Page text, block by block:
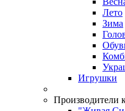
Лето
Зима
Игрушки
Производители